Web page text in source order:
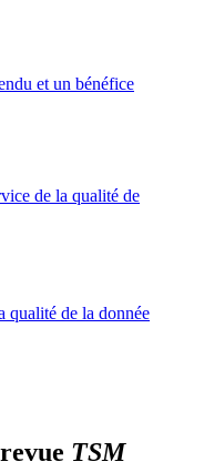
et un bénéfice
qualité de la donnée
TSM